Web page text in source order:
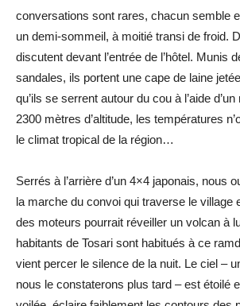
conversations sont rares, chacun semble
un demi-sommeil, à moitié transi de froid.
discutent devant l’entrée de l’hôtel. Munis
sandales, ils portent une cape de laine
qu’ils se serrent autour du cou à l’aide
2300 mètres d’altitude, les températures
le climat tropical de la région…
Serrés à l’arrière d’un 4×4 japonais, nous
la marche du convoi qui traverse le village
des moteurs pourrait réveiller un volcan à
habitants de Tosari sont habitués à ce
vient percer le silence de la nuit. Le ciel –
nous le constaterons plus tard – est étoilé